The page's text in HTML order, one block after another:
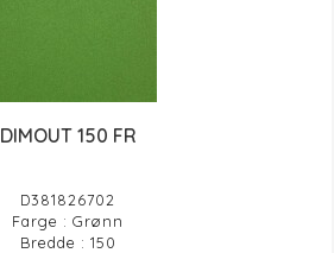
DIMOUT 150 FR
D381826702
Farge : Grønn
Bredde : 150